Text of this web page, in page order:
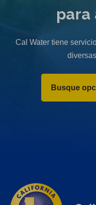
para
Cal Water tiene
Busque